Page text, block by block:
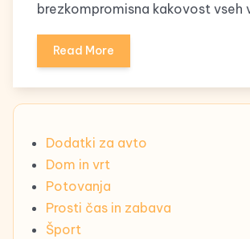
brezkompromisna kakovost vseh
Read More
Dodatki za avto
Dom in vrt
Potovanja
Prosti čas in zabava
Šport